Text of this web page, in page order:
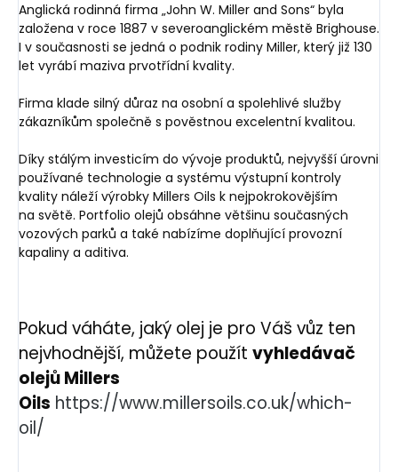
Anglická rodinná firma „John W. Miller and Sons“ byla
založena v roce 1887 v severoanglickém městě Brighouse.
I v současnosti se jedná o podnik rodiny Miller, který již 130
let vyrábí maziva prvotřídní kvality.
Firma klade silný důraz na osobní a spolehlivé služby
zákazníkům společně s pověstnou excelentní kvalitou.
Díky stálým investicím do vývoje produktů, nejvyšší úrovni
používané technologie a systému výstupní kontroly
kvality náleží výrobky Millers Oils k nejpokrokovějším
na světě. Portfolio olejů obsáhne většinu současných
vozových parků a také nabízíme doplňující provozní
kapaliny a aditiva.
Pokud váháte, jaký olej je pro Váš vůz ten
nejvhodnější, můžete použít vyhledávač
olejů Millers
Oils https://www.millersoils.co.uk/which-
oil/